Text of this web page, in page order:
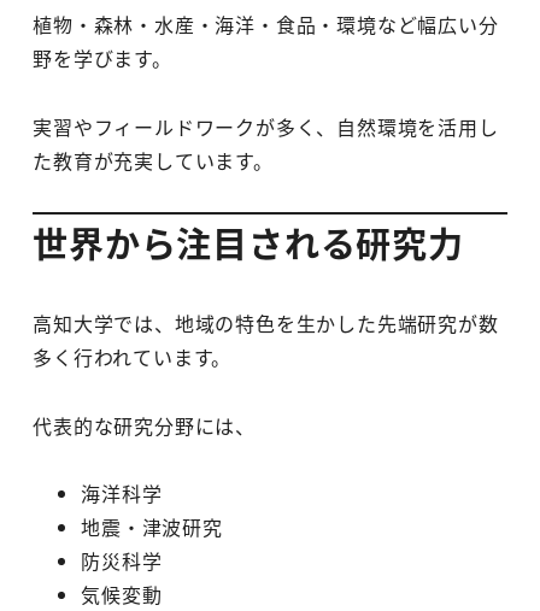
植物・森林・水産・海洋・食品・環境など幅広い分
野を学びます。
実習やフィールドワークが多く、自然環境を活用し
た教育が充実しています。
世界から注目される研究力
高知大学では、地域の特色を生かした先端研究が数
多く行われています。
代表的な研究分野には、
海洋科学
地震・津波研究
防災科学
気候変動